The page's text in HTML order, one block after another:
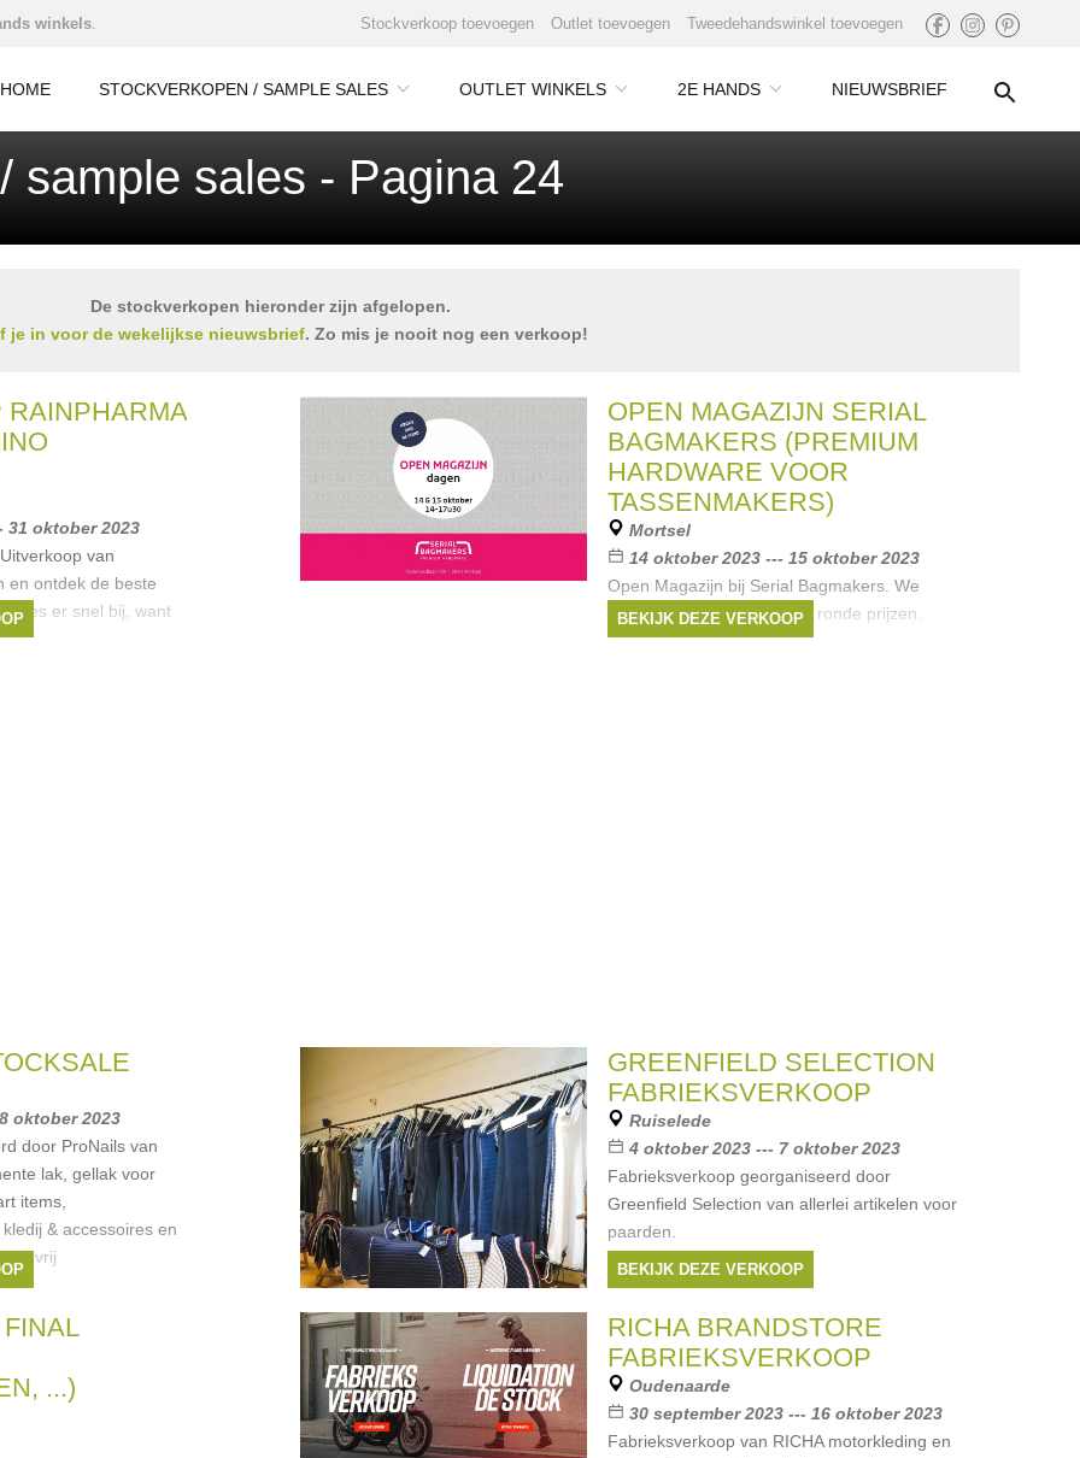
winkels. Stockverkoop toevoegen Outlet toevoegen Tweedehandswinkel toevoegen
HOME STOCKVERKOPEN / SAMPLE SALES OUTLET WINKELS 2E HANDS NIEUWSBRIEF
sample sales - Pagina 24
De stockverkopen hieronder zijn afgelopen.
je in voor de wekelijkse nieuwsbrief. Zo mis je nooit nog een verkoop!
RAINPHARMA
31 oktober 2023
van
en ontdek de beste
Wees er snel bij, want
deze aanbiedingen
OPEN MAGAZIJN SERIAL
BAGMAKERS (PREMIUM
HARDWARE VOOR
TASSENMAKERS)
Mortsel
14 oktober 2023 --- 15 oktober 2023
Open Magazijn bij Serial Bagmakers. We
verkopen laatste stuks aan ronde prijzen.
Tassenfournituren (hardware), nylon ritsen
BEKIJK DEZE VERKOOP
oktober 2023
door ProNails van
lak, gellak voor
items,
& accessoires en
en vrij
GREENFIELD SELECTION
FABRIEKSVERKOOP
Ruiselede
4 oktober 2023 --- 7 oktober 2023
Fabrieksverkoop georganiseerd door
Greenfield Selection van allerlei artikelen voor
paarden.
BEKIJK DEZE VERKOOP
...)
RICHA BRANDSTORE
FABRIEKSVERKOOP
Oudenaarde
30 september 2023 --- 16 oktober 2023
Fabrieksverkoop van RICHA motorkleding en